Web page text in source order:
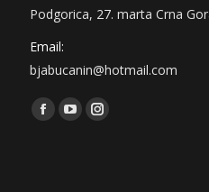
Podgorica, 27. marta Crna
Email:
bjabucanin@hotmail.com
Find us on:
Facebook
YouTubeInstagram